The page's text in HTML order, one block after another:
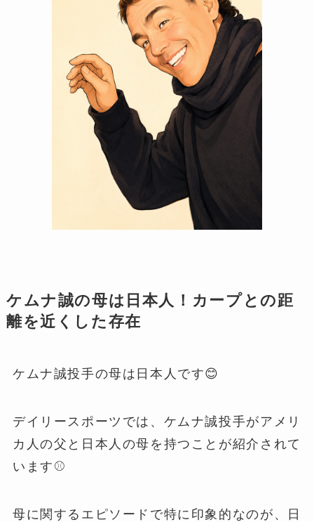
ケムナ誠の母は日本人！カープとの距
離を近くした存在
ケムナ誠投手の母は日本人です😊
デイリースポーツでは、ケムナ誠投手がアメリ
カ人の父と日本人の母を持つことが紹介されて
います⚾️
母に関するエピソードで特に印象的なのが、日